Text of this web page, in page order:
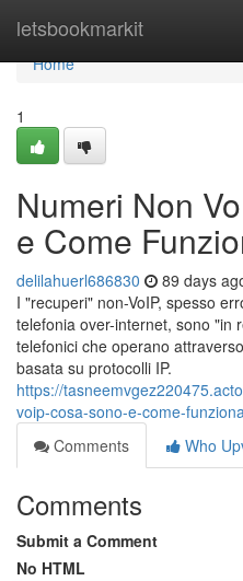
letsbookmarkit
Home
Home
1
Numeri Non
e Come
delilahuerl686830 89 days
I "recuperi" non-VoIP, spesso
telefonia over-internet, sono "in
telefonici che operano
basata su protocolli IP.
https://
voip-cosa-sono-e-come-
Comments
Who
Comments
Submit a Comment
No HTML